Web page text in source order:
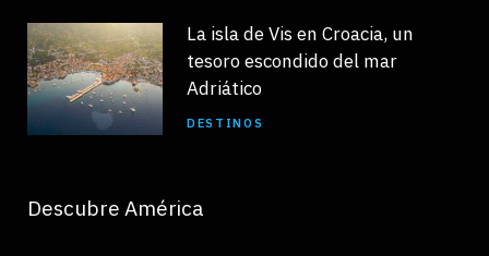
La isla de Vis en Croacia, un
tesoro escondido del mar
Adriático
DESTINOS
Descubre América